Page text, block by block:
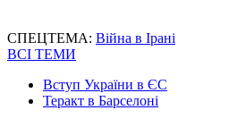
СПЕЦТЕМА: Війна в Ірані
ВСІ ТЕМИ
Вступ України в ЄС
Теракт в Барселоні